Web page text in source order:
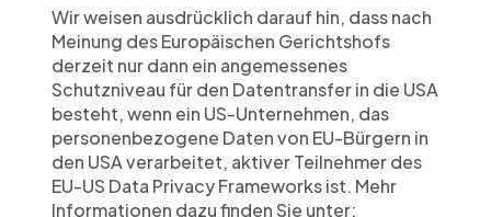
Wir weisen ausdrücklich darauf hin, dass nach
Meinung des Europäischen Gerichtshofs
derzeit nur dann ein angemessenes
Schutzniveau für den Datentransfer in die USA
besteht, wenn ein US-Unternehmen, das
personenbezogene Daten von EU-Bürgern in
den USA verarbeitet, aktiver Teilnehmer des
EU-US Data Privacy Frameworks ist. Mehr